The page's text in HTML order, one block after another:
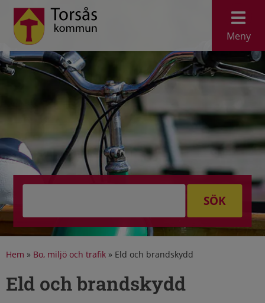
Meny
SÖK
Hem » Bo, miljö och trafik » Eld och brandskydd
Eld och brandskydd